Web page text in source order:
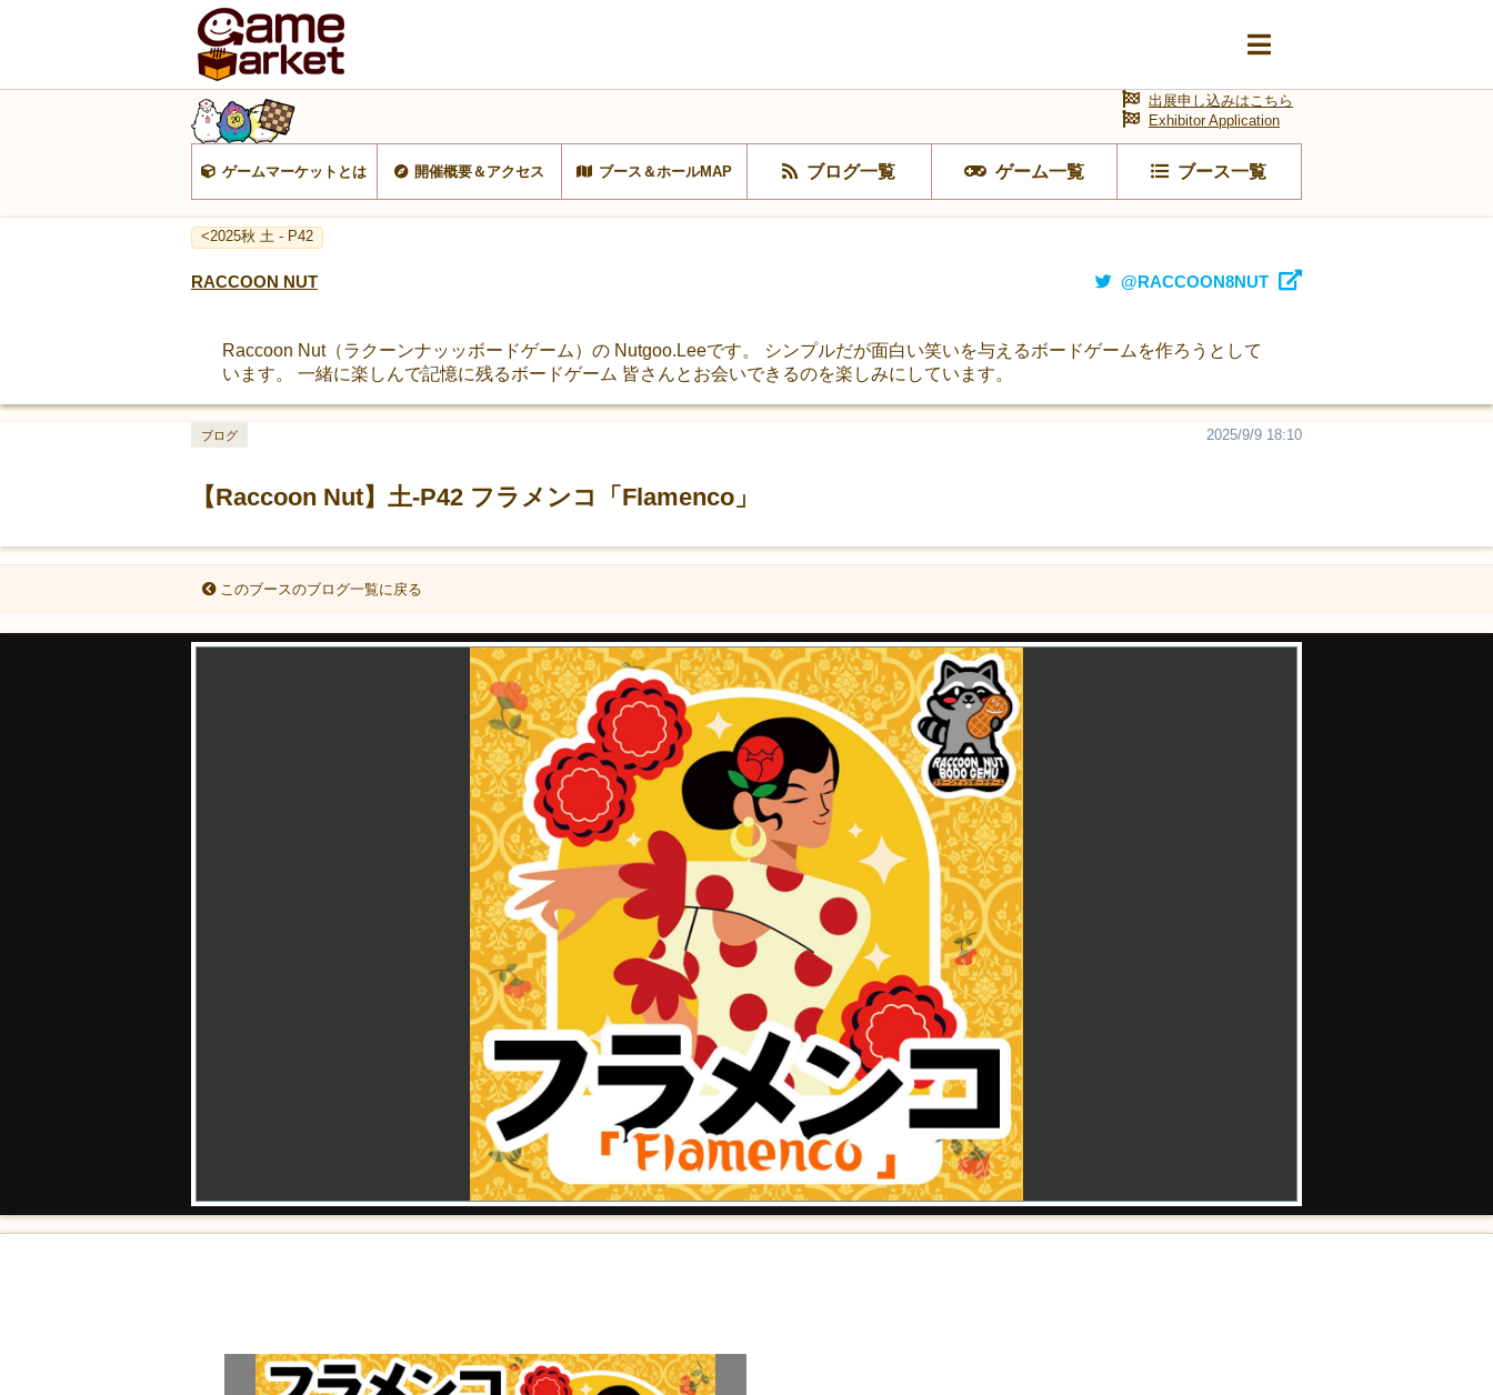
ゲームマーケットとは 開催概要＆アクセス ブース＆ホールMAP ブログ一覧 ゲーム一覧 ブース一覧
出展申し込みはこちら
Exhibitor Application
<2025秋 土 - P42
RACCOON NUT @RACCOON8NUT
Raccoon Nut（ラクーンナッッボードゲーム）の Nutgoo.Leeです。 シンプルだが面白い笑いを与えるボードゲームを作ろうとして
います。 一緒に楽しんで記憶に残るボードゲーム 皆さんとお会いできるのを楽しみにしています。
【Raccoon Nut】土-P42 フラメンコ「Flamenco」
2025/9/9 18:10
ブログ
このブースのブログ一覧に戻る